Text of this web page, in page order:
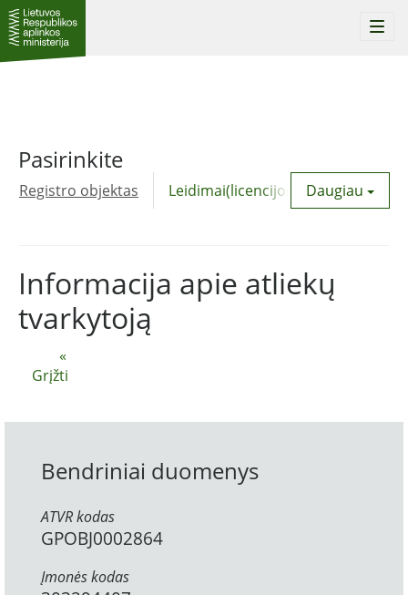
Pasirinkite
Registro objektas Leidimai(licencijos) Daugiau
«
Grįžti
Informacija apie atliekų
tvarkytoją
Bendriniai duomenys
ATVR kodas
GPOBJ0002864
Įmonės kodas